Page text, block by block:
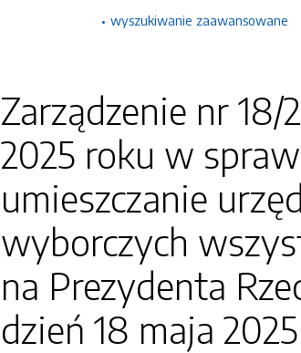
wyszukiwanie zaawansowane
Zarządzenie nr
2025 roku w
umieszczanie
wyborczych
na Prezydenta
dzień 18 maja